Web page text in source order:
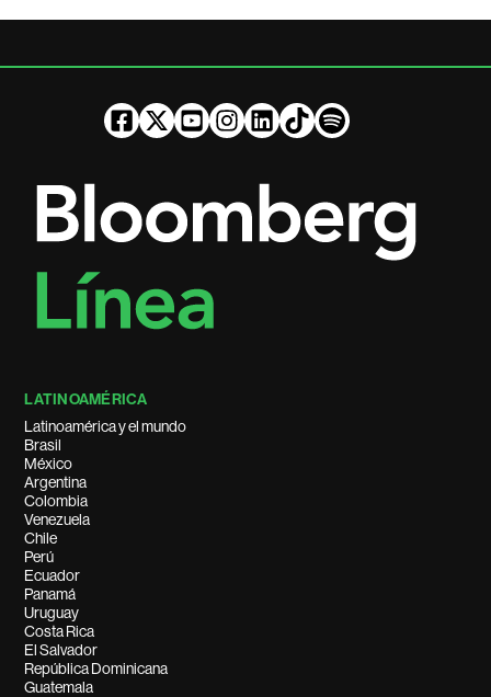
LATINOAMÉRICA
Latinoamérica y el mundo
Brasil
México
Argentina
Colombia
Venezuela
Chile
Perú
Ecuador
Panamá
Uruguay
Costa Rica
El Salvador
República Dominicana
Guatemala